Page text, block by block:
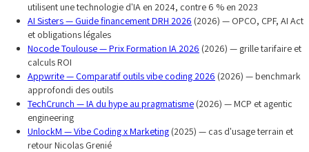
utilisent une technologie d'IA en 2024, contre 6 % en 2023
AI Sisters — Guide financement DRH 2026 (2026) — OPCO, CPF, AI Act
et obligations légales
Nocode Toulouse — Prix Formation IA 2026 (2026) — grille tarifaire et
calculs ROI
Appwrite — Comparatif outils vibe coding 2026 (2026) — benchmark
approfondi des outils
TechCrunch — IA du hype au pragmatisme (2026) — MCP et agentic
engineering
UnlockM — Vibe Coding x Marketing (2025) — cas d'usage terrain et
retour Nicolas Grenié